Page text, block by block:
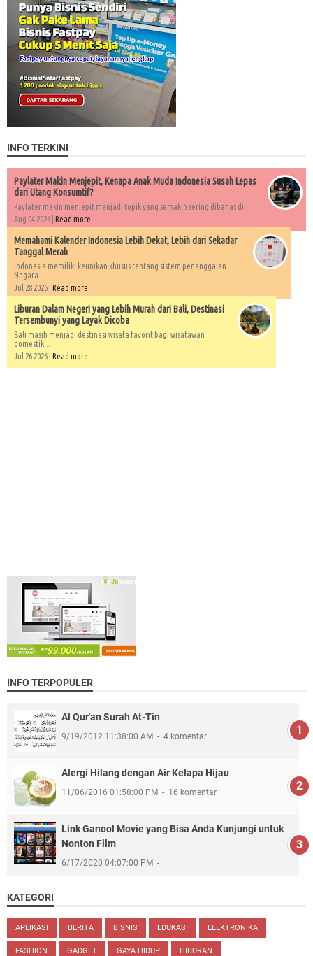
INFO TERKINI
Paylater Makin Menjepit, Kenapa Anak Muda Indonesia Susah Lepas
dari Utang Konsumtif?
Paylater makin menjepit menjadi topik yang semakin sering dibahas di...
Aug 04 2026 | Read more
Memahami Kalender Indonesia Lebih Dekat, Lebih dari Sekadar
Tanggal Merah
Indonesia memiliki keunikan khusus tentang sistem penanggalan.
Negara...
Jul 28 2026 | Read more
Liburan Dalam Negeri yang Lebih Murah dari Bali, Destinasi
Tersembunyi yang Layak Dicoba
Bali masih menjadi destinasi wisata favorit bagi wisatawan
domestik...
Jul 26 2026 | Read more
INFO TERPOPULER
Al Qur'an Surah At-Tin
9/19/2012 11:38:00 AM 4 komentar
Alergi Hilang dengan Air Kelapa Hijau
11/06/2016 01:58:00 PM 16 komentar
Link Ganool Movie yang Bisa Anda Kunjungi untuk
Nonton Film
6/17/2020 04:07:00 PM
KATEGORI
APLIKASI BERITA BISNIS EDUKASI ELEKTRONIKA
FASHION GADGET GAYA HIDUP HIBURAN